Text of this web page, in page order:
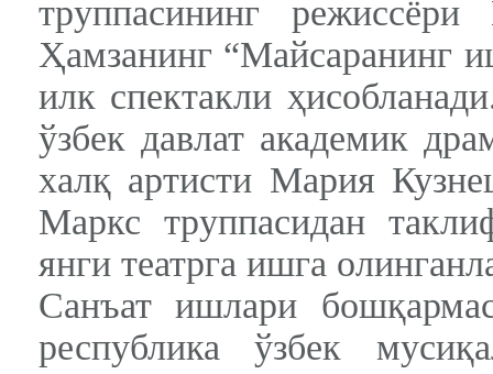
труппасининг
Ҳамзанинг “Майсаранинг
илк спектакли
ўзбек давлат академик
халқ артисти Мария
Маркс труппасидан
янги театрга ишга
Санъат ишлари
республика ўзбек